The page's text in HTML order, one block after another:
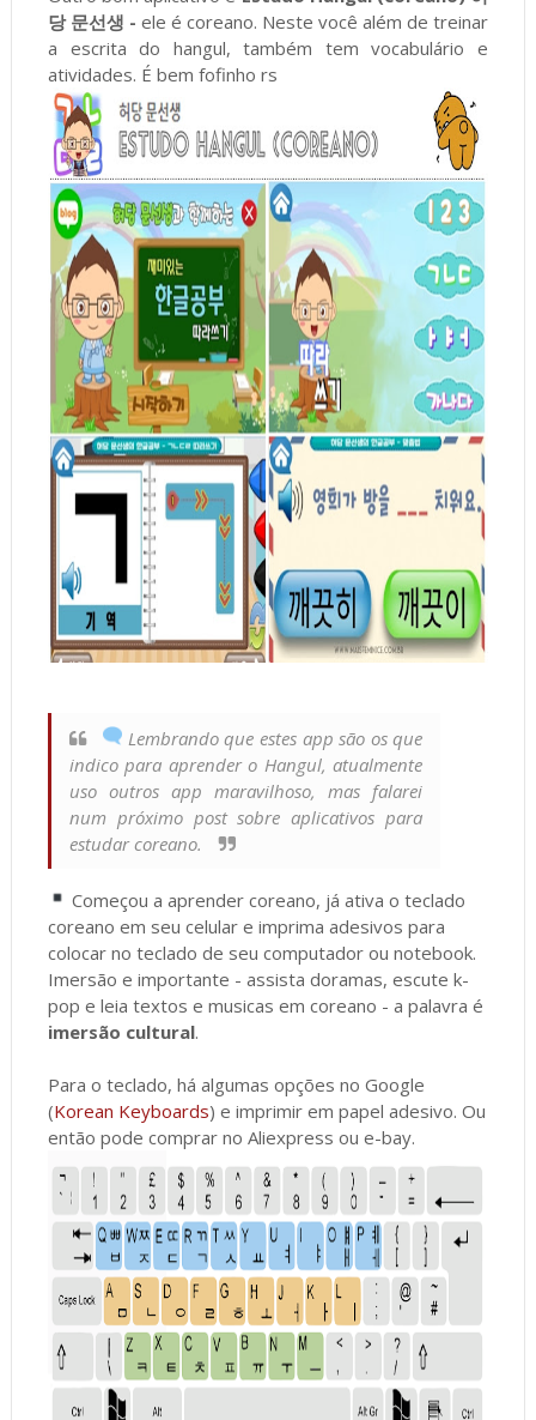
당 문선생 - ele é coreano. Neste você além de treinar
a escrita do hangul, também tem vocabulário e
atividades. É bem fofinho rs
Lembrando que estes app são os que
indico para aprender o Hangul, atualmente
uso outros app maravilhoso, mas falarei
num próximo post sobre aplicativos para
estudar coreano.
Começou a aprender coreano, já ativa o teclado
coreano em seu celular e imprima adesivos para
colocar no teclado de seu computador ou notebook.
Imersão e importante - assista doramas, escute k-
pop e leia textos e musicas em coreano - a palavra é
imersão cultural.
Para o teclado, há algumas opções no Google
(Korean Keyboards) e imprimir em papel adesivo. Ou
então pode comprar no Aliexpress ou e-bay.